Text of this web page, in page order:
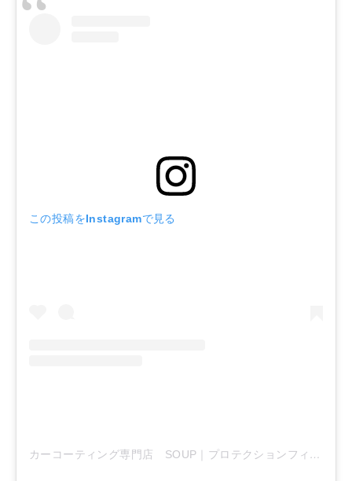
この投稿をInstagramで見る
カーコーティング専門店 SOUP｜プロテクションフィルム専門店